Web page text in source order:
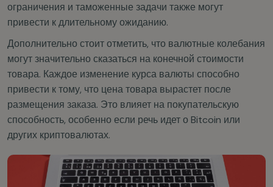
ограничения и таможенные задачи также могут
привести к длительному ожиданию.
Дополнительно стоит отметить, что валютные колебания
могут значительно сказаться на конечной стоимости
товара. Каждое изменение курса валюты способно
привести к тому, что цена товара вырастет после
размещения заказа. Это влияет на покупательскую
способность, особенно если речь идет о Bitcoin или
других криптовалютах.